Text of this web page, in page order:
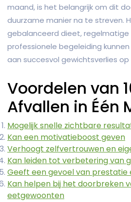
maand, is het belangrijk om dit
duurzame manier na te streven.
gebalanceerd dieet, regelmatige
professionele begeleiding
aan succesvol gewichtsverlies
Voordelen van
Afvallen in Één
Mogelijk snelle zichtbare
Kan een motivatieboost geven
Verhoogt zelfvertrouwen en
Kan leiden tot verbetering van
Geeft een gevoel van prestatie
Kan helpen bij het doorbreken
eetgewoonten